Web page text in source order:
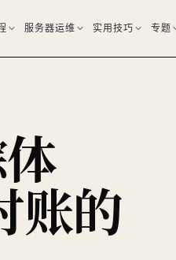
服务器运维 实用技巧 专题
账的